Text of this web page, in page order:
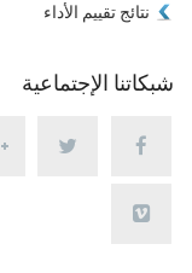
نتائج تقييم الأداء
شبكاتنا الإجتماعية